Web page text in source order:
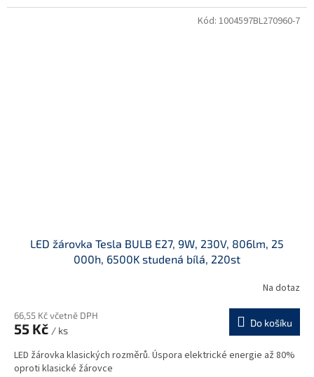
LED žárovka Tesla BULB E27, 9W, 230V, 806lm, 25
000h, 6500K studená bílá, 220st
Na dotaz
66,55 Kč včetně DPH
55 Kč / ks
Do košíku
LED žárovka klasických rozměrů. Úspora elektrické energie až 80%
oproti klasické žárovce
Kód: 1004597BL270960-7